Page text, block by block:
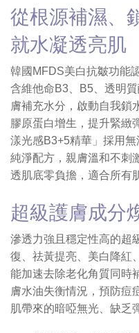
從根源補濕、
就水凝透亮肌
韓國MFDS美白抗皺功能
含維他命B3、B5、透明
膚補充水分，啟動自我鎖
膠原蛋白增生，提升緊緻
漾光感B3+5精華」採用
純淨配方，親膚溫和不刺
透肌底零負擔，適合所有
超級護膚成分
滲透力強且穩定性高的超
復、祛黃提亮、美白降紅
能加速去除老化角質同時
膚水油失衡情況，預防痘
肌帶來的暗啞無光、缺乏